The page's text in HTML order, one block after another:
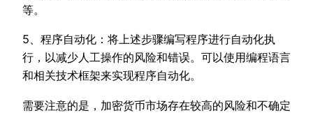
等。
5、程序自动化：将上述步骤编写程序进行自动化执
行，以减少人工操作的风险和错误。可以使用编程语言
和相关技术框架来实现程序自动化。
需要注意的是，加密货币市场存在较高的风险和不确定